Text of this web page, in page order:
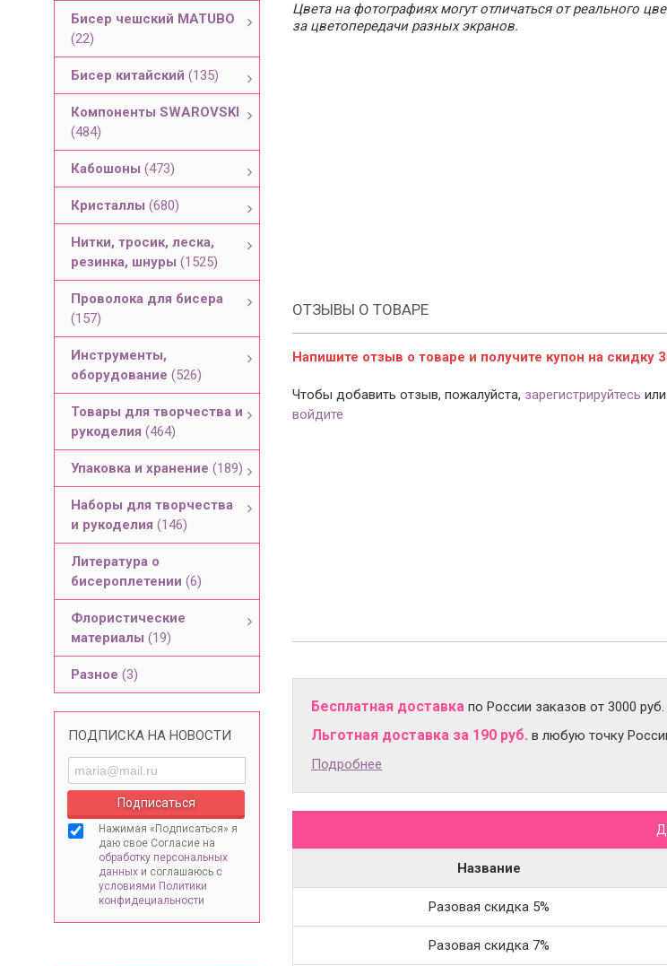
Бисер чешский MATUBO
(22)
Бисер китайский (135)
Компоненты SWAROVSKI
(484)
Кабошоны (473)
Кристаллы (680)
Нитки, тросик, леска,
резинка, шнуры (1525)
Проволока для бисера
(157)
Инструменты,
оборудование (526)
Товары для творчества и
рукоделия (464)
Упаковка и хранение (189)
Наборы для творчества
и рукоделия (146)
Литература о
бисероплетении (6)
Флористические
материалы (19)
Разное (3)
ПОДПИСКА НА НОВОСТИ
Нажимая «Подписаться» я
даю свое Согласие на
обработку персональных
данных и соглашаюсь с
условиями Политики
конфидециальности
Цвета на фотографиях могут отличаться от реального
за цветопередачи разных экранов.
ОТЗЫВЫ О ТОВАРЕ
Напишите отзыв о товаре и получите купон на скидку
Чтобы добавить отзыв, пожалуйста, зарегистрируйтесь или
войдите
Бесплатная доставка по России заказов от 3000 руб.
Льготная доставка за 190 руб. в любую точку
Подробнее
Название
Разовая скидка 5%
Разовая скидка 7%